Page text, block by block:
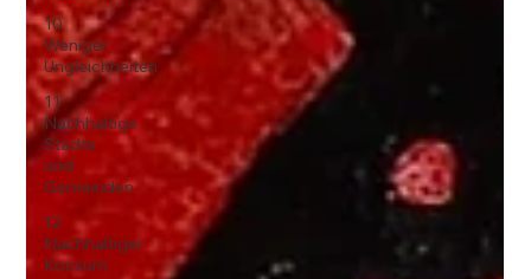
10
Weniger
Ungleichheiten
11
Nachhaltige
Städte
und
Gemeinden
12
Nachhaltiger
Konsum